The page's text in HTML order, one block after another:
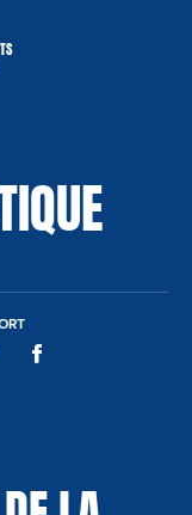
Sportif
Facebook